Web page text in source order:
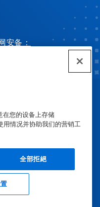
在您的设备上存储
用情况并协助我们的营销工
全部拒絕
安备：
策|使用条款